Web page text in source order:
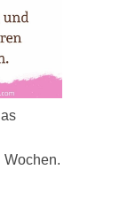
Wochen.